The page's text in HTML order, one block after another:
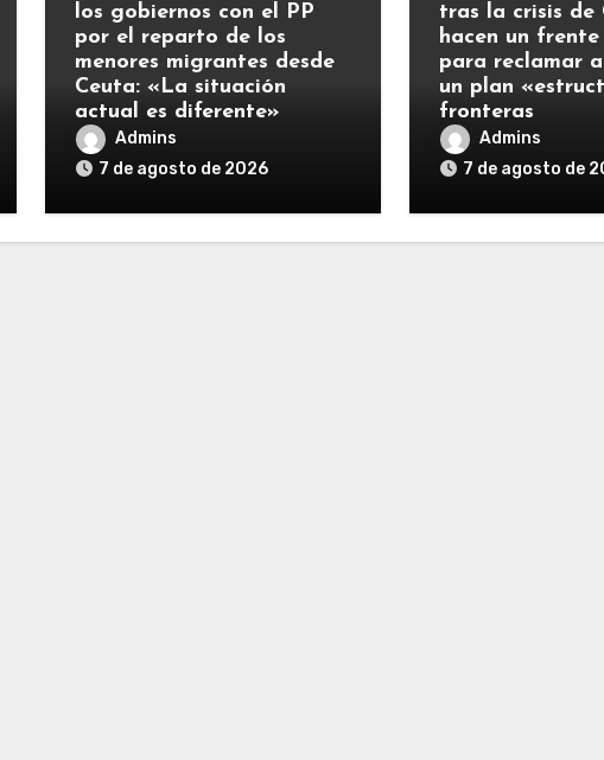
los gobiernos con el PP
por el reparto de los
menores migrantes desde
Ceuta: «La situación
actual es diferente»
Admins
7 de agosto de 2026
tras la crisis de
hacen un frente
para reclamar a
un plan
fronteras
Admins
7 de agosto de